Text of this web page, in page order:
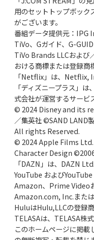
用のセットトップボック
がございます。
番組データ提供元：IPG
TiVo、Gガイド、G-
TiVo Brands LLCおよび
おける商標または登録商
「Netflix」は、Netflix,
「ディズニープラス」
式会社が運営するサービ
© 2024 Disney and its
／集英社 ©SAND LAND
All rights Reserved.
© 2024 Apple Films Ltd.
Character Design
「DAZN」は、DAZN
YouTube および
Amazon、Prime Video
Amazon.com, Inc.または
HuluはHulu,LLCの登録商
TELASAは、TELASA株
このホームページに掲